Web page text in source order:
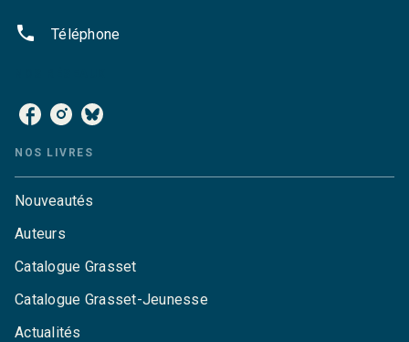
phone Téléphone
NOS LIVRES
Nouveautés
Auteurs
Catalogue Grasset
Catalogue Grasset-Jeunesse
Actualités